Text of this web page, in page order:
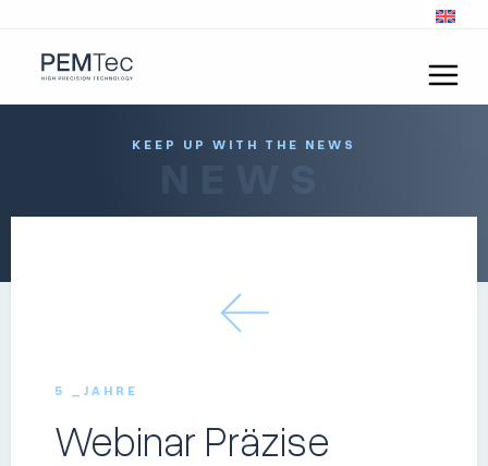
KEEP UP WITH THE NEWS
5 _JAHRE
Webinar Präzise